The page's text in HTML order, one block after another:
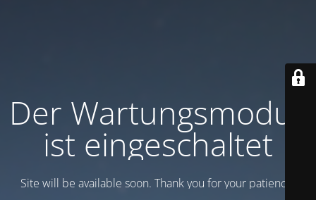
Der Wartungsmodus
ist eingeschaltet
Site will be available soon. Thank you for your patience!